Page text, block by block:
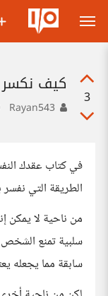
3
كيف نكسر
في كتاب عقدك
الطريقة التي
من ناحية لا يمكن
سلبية تمنع
سابقة مما يجعله